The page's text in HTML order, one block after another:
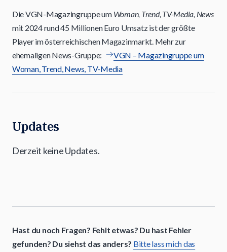
Die VGN-Magazingruppe um Woman, Trend, TV-Media, News
mit 2024 rund 45 Millionen Euro Umsatz ist der größte
Player im österreichischen Magazinmarkt. Mehr zur
ehemaligen News-Gruppe:
VGN – Magazingruppe um
Woman, Trend, News, TV-Media
Updates
Derzeit keine Updates.
Hast du noch Fragen? Fehlt etwas? Du hast Fehler
gefunden? Du siehst das anders? Bitte lass mich das